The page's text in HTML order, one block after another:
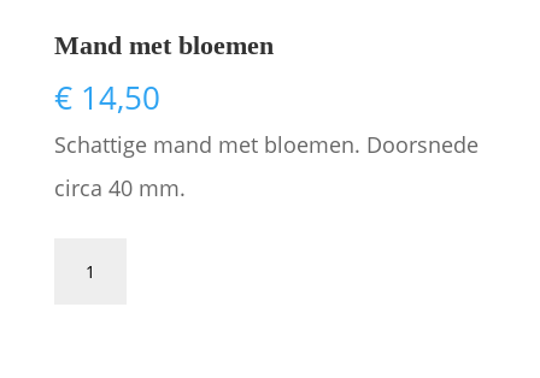
Mand met bloemen
€14,50
Schattige mand met bloemen. Doorsnede
circa 40 mm.
Mand